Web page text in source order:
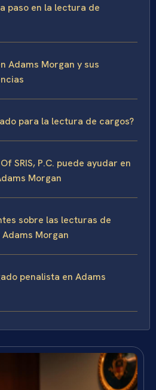
paso en la lectura de
Adams Morgan y sus
para la lectura de cargos?
SRIS, P.C. puede ayudar en
Morgan
sobre las lecturas de
Morgan
penalista en Adams